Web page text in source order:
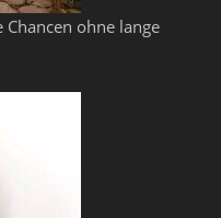
ohne lange